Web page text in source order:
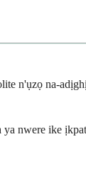
n'ụzọ na-
nwere ike